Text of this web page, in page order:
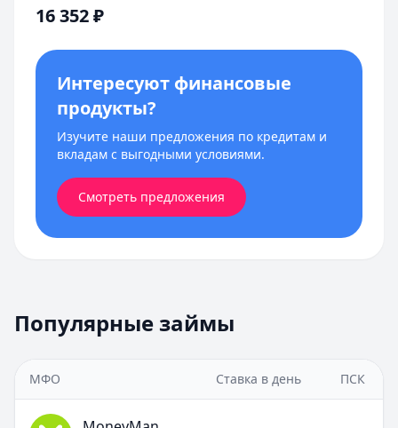
16 352₽
Интересуют финансовые
продукты?
Изучите наши предложения по кредитам и
вкладам с выгодными условиями.
Смотреть предложения
Популярные займы
МФО Ставка в день ПСК